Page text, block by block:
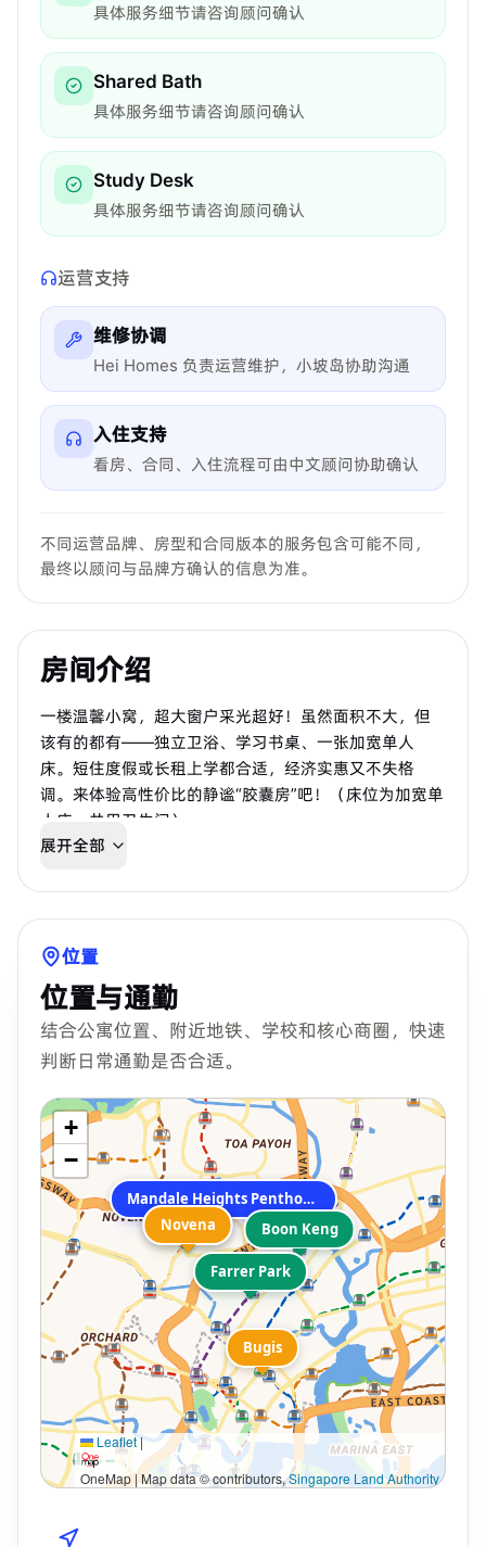
具体服务细节请咨询顾问确认
Shared Bath
具体服务细节请咨询顾问确认
Study Desk
具体服务细节请咨询顾问确认
运营支持
维修协调
Hei Homes 负责运营维护，小坡岛协助沟通
入住支持
看房、合同、入住流程可由中文顾问协助确认
不同运营品牌、房型和合同版本的服务包含可能不同，
最终以顾问与品牌方确认的信息为准。
房间介绍
一楼温馨小窝，超大窗户采光超好！虽然面积不大，但
该有的都有——独立卫浴、学习书桌、一张加宽单人
床。短住度假或长租上学都合适，经济实惠又不失格
调。来体验高性价比的静谧“胶囊房”吧！（床位为加宽单
人床，共用卫生间）
展开全部
位置
位置与通勤
结合公寓位置、附近地铁、学校和核心商圈，快速
判断日常通勤是否合适。
Mandale Heights Penthouse
Novena
Farrer Park
Boon Keng
Novena
Bugis
+
−
Leaflet|
OneMap | Map data © contributors,Singapore Land Authority